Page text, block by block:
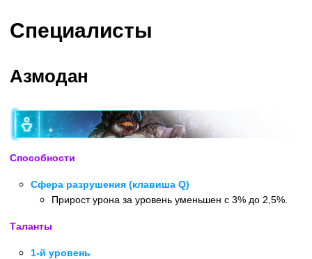
Специалисты
Азмодан
Способности
Сфера разрушения (клавиша Q)
Прирост урона за уровень уменьшен с 3% до 2,5%.
Таланты
1-й уровень